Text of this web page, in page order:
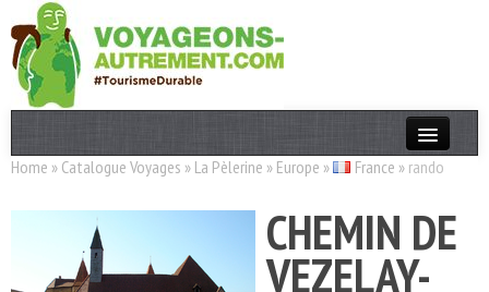
Actualités
T. Responsable
Destinations
Home » Catalogue Voyages » La Pèlerine » Europe » France » rando
CHEMIN DE
VEZELAY-